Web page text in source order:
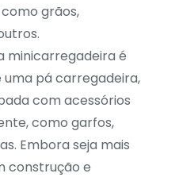
grãos,
minicarregadeira é
pá carregadeira,
com acessórios
como garfos,
Embora seja mais
construção e